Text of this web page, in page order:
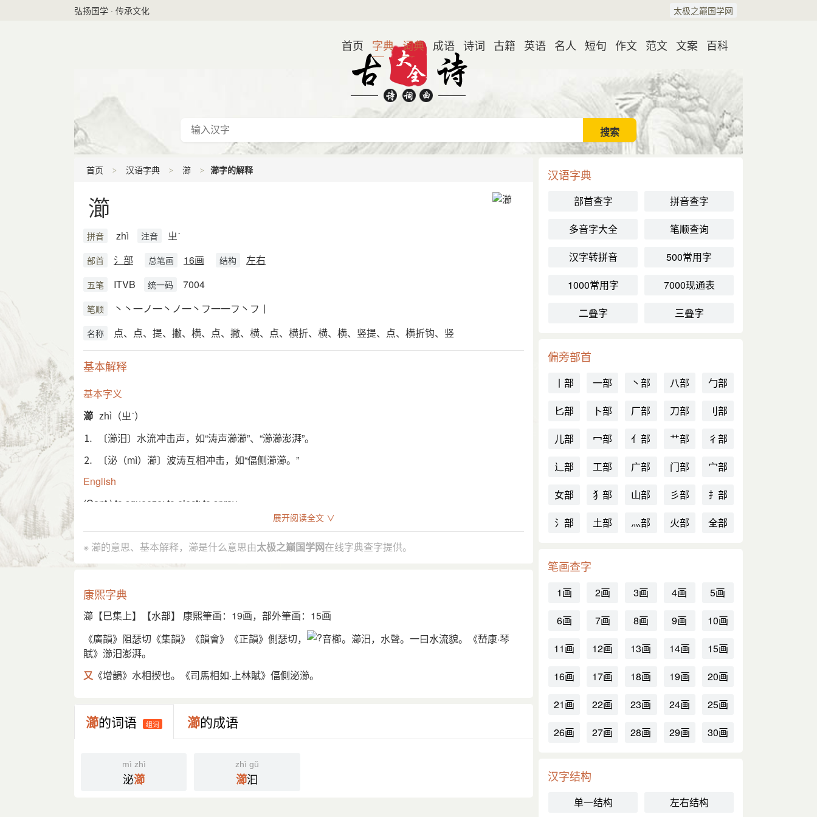
弘扬国学 · 传承文化 太极之巅国学网
首页 字典 词典 成语 诗词 古籍 英语 名人 短句 作文 范文 文案 百科
首页 汉语字典 瀄 瀄字的解释
瀄
拼音 zhì 注音 ㄓˋ
部首 氵部 总笔画 16画 结构 左右
五笔 ITVB 统一码 7004
笔顺 丶丶一ノ一丶ノ一丶フ一一フ丶フ丨
名称 点、点、提、撇、横、点、撇、横、点、横折、横、横、竖提、点、横折钩、竖
基本解释
基本字义
瀄
zhì（ㄓˋ）
⒈ 〔瀄汨〕水流冲击声，如“涛声瀄瀄”、“瀄瀄澎湃”。
⒉ 〔泌（mì）瀄〕波涛互相冲击，如“偪侧瀄瀄。”
English
(Cant.) to squeeze; to eject; to spray
展开阅读全文 ∨
※ 瀄的意思、基本解释，瀄是什么意思由太极之巅国学网在线字典查字提供。
康熙字典
瀄【巳集上】【水部】 康熙筆画：19画，部外筆画：15画
《廣韻》阻瑟切《集韻》《韻會》《正韻》側瑟切，
音櫛。瀄汨，水聲。一曰水流貌。《嵆康·琴
賦》瀄汨澎湃。
又 《增韻》水相揳也。《司馬相如·上林賦》偪側泌瀄。
瀄的词语 组词 瀄的成语
mì zhì
泌瀄
zhì gǔ
瀄汩
汉语字典
部首查字
拼音查字
多音字大全
笔顺查询
汉字转拼音
500常用字
1000常用字
7000现通表
二叠字
三叠字
偏旁部首
丨部 一部 丶部 八部
勹部
匕部
卜部 厂部 刀部
刂部
儿部
冖部 亻部 艹部
彳部
辶部
工部 广部 门部
宀部
女部
犭部 山部 彡部
扌部
氵部
土部 灬部 火部 全部
笔画查字
1画 2画 3画 4画
5画
6画
7画 8画 9画
10画
11画
12画 13画 14画
15画
16画
17画 18画 19画
20画
21画
22画 23画 24画
25画
26画
27画 28画 29画 30画
汉字结构
单一结构
左右结构